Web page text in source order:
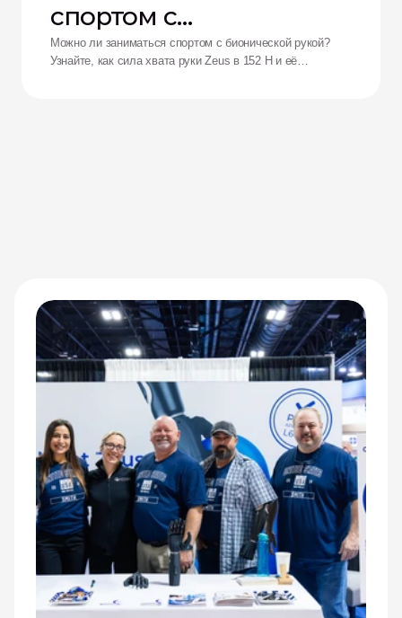
спортом с
бионической рукой?
Можно ли заниматься спортом с бионической рукой?
Узнайте, как сила хвата руки Zeus в 152 Н и её